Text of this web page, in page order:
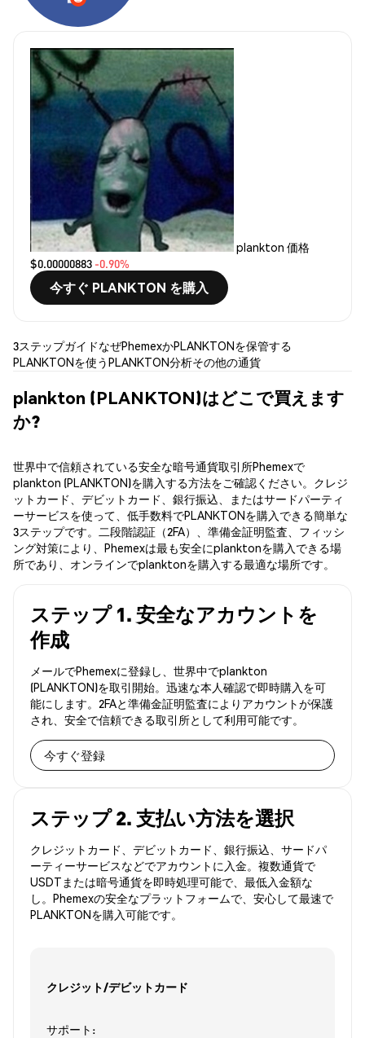
plankton 価格
$0.00000883 -0.90%
今すぐ PLANKTON を購入
3ステップガイドなぜPhemexかPLANKTONを保管する
PLANKTONを使うPLANKTON分析その他の通貨
plankton (PLANKTON)はどこで買えます
か?
世界中で信頼されている安全な暗号通貨取引所Phemexで
plankton (PLANKTON)を購入する方法をご確認ください。クレジ
ットカード、デビットカード、銀行振込、またはサードパーティ
ーサービスを使って、低手数料でPLANKTONを購入できる簡単な
3ステップです。二段階認証（2FA）、準備金証明監査、フィッシ
ング対策により、Phemexは最も安全にplanktonを購入できる場
所であり、オンラインでplanktonを購入する最適な場所です。
ステップ 1. 安全なアカウントを
作成
メールでPhemexに登録し、世界中でplankton
(PLANKTON)を取引開始。迅速な本人確認で即時購入を可
能にします。2FAと準備金証明監査によりアカウントが保護
され、安全で信頼できる取引所として利用可能です。
今すぐ登録
ステップ 2. 支払い方法を選択
クレジットカード、デビットカード、銀行振込、サードパ
ーティーサービスなどでアカウントに入金。複数通貨で
USDTまたは暗号通貨を即時処理可能で、最低入金額な
し。Phemexの安全なプラットフォームで、安心して最速で
PLANKTONを購入可能です。
クレジット/デビットカード
サポート: